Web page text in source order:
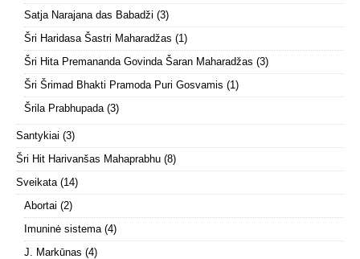
Satja Narajana das Babadži (3)
Šri Haridasa Šastri Maharadžas (1)
Šri Hita Premananda Govinda Šaran Maharadžas (3)
Šri Šrimad Bhakti Pramoda Puri Gosvamis (1)
Šrila Prabhupada(3)
Santykiai (3)
Šri Hit Harivanšas Mahaprabhu (8)
Sveikata(14)
Abortai (2)
Imuninė sistema(4)
J. Markūnas (4)